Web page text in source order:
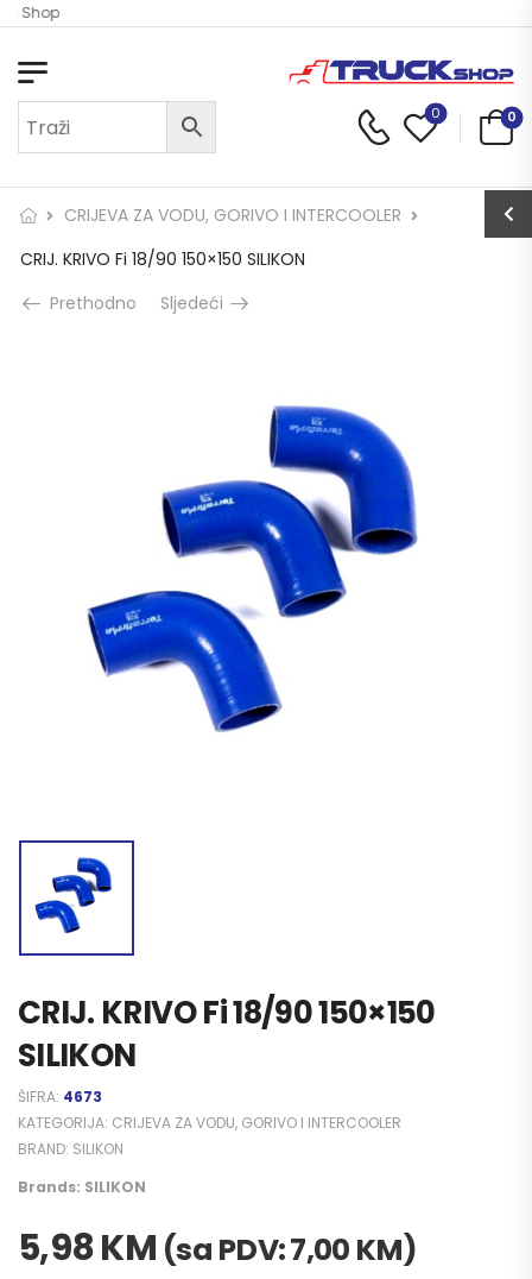
Shop
0 0
CRIJEVA ZA VODU, GORIVO I INTERCOOLER
CRIJ. KRIVO Fi 18/90 150×150 SILIKON
Prethodno
Sljedeći
CRIJ. KRIVO Fi 18/90 150×150
SILIKON
ŠIFRA: 4673
KATEGORIJA: CRIJEVA ZA VODU, GORIVO I INTERCOOLER
BRAND: SILIKON
Brands: SILIKON
5,98KM (sa PDV:7,00 KM)